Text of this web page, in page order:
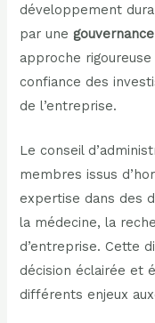
développement
par une
approche
confiance des
de l’entreprise.
Le conseil
membres issus
expertise dans des
la médecine, la
d’entreprise. Cette
décision éclairée et
différents enjeux